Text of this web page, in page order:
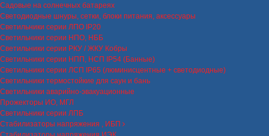
Садовые на солнечных батареях
Светодиодные шнуры, сетки, блоки питания, аксессуары
Светильники серии ЛПО IP20
Светильники серии НПО, НББ
Светильники серии РКУ / ЖКУ Кобры
Светильники серии НПП, НСП IP54 (Банные)
Светильники серии ЛСП IP65 (люминисцентные + светодиодные)
Светильники термостойкие для саун и бань
Светильники аварийно-эвакуационные
Прожекторы ИО, МГЛ
Светильники серии ЛПБ
Стабилизаторы напряжения , ИБП